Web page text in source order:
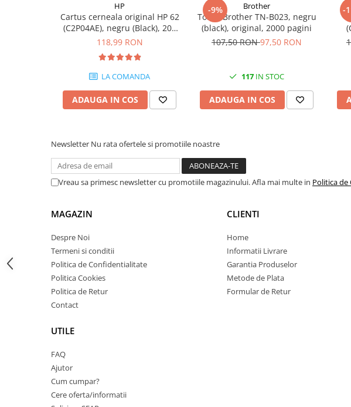
Coolere CPU
Ventilatoare
Pasta termica
SSD-uri externe
Hard disk-uri externe
Card reader
Periferice PC
Kit mouse si tastatura
HP
Cartus cerneala original HP 62
(C2P04AE), negru (Black), 200
pagini
118,99 RON
LA COMANDA
ADAUGA IN COS
-9% Brother
Toner Brother TN-B023, negru
(black), original, 2000 pagini
107,50 RON97,50 RON
117 IN STOC
ADAUGA IN COS
-
Newsletter Nu rata ofertele si promotiile noastre
Vreau sa primesc newsletter cu promotiile magazinului. Afla mai multe in Politica
MAGAZIN
Despre Noi
Termeni si conditii
Politica de Confidentialitate
Politica Cookies
Politica de Retur
Contact
UTILE
FAQ
Ajutor
Cum cumpar?
Cere oferta/informatii
CLIENTI
Home
Informatii Livrare
Garantia Produselor
Metode de Plata
Formular de Retur